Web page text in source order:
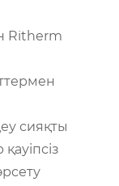
Ritherm
сияқты